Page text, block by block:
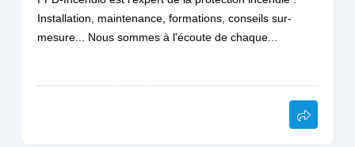
Installation, maintenance, formations, conseils sur-
mesure... Nous sommes à l'écoute de chaque...